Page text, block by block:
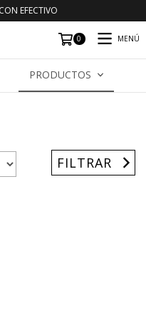
EFECTIVO
0 MENÚ
PRODUCTOS
FILTRAR